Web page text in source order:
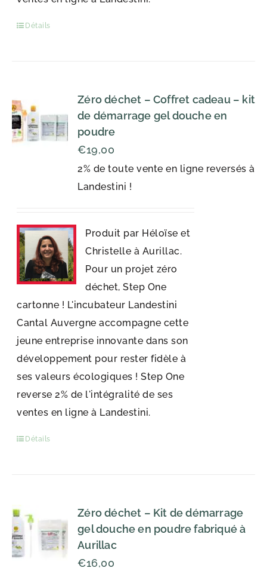
Détails
Zéro déchet – Coffret cadeau – kit
de démarrage gel douche en
poudre
2% de toute vente en ligne reversés à
Landestini !
€19,00
Produit par Héloïse et
Christelle à Aurillac.
Pour un projet zéro
déchet, Step One
cartonne ! L'incubateur Landestini
Cantal Auvergne accompagne cette
jeune entreprise innovante dans son
développement pour rester fidèle à
ses valeurs écologiques ! Step One
reverse 2% de l'intégralité de ses
ventes en ligne à Landestini.
Détails
Zéro déchet – Kit de démarrage
gel douche en poudre fabriqué à
Aurillac
€16,00